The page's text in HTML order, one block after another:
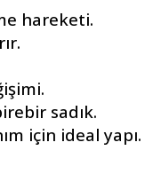
hareketi.
sadık.
için ideal yapı.